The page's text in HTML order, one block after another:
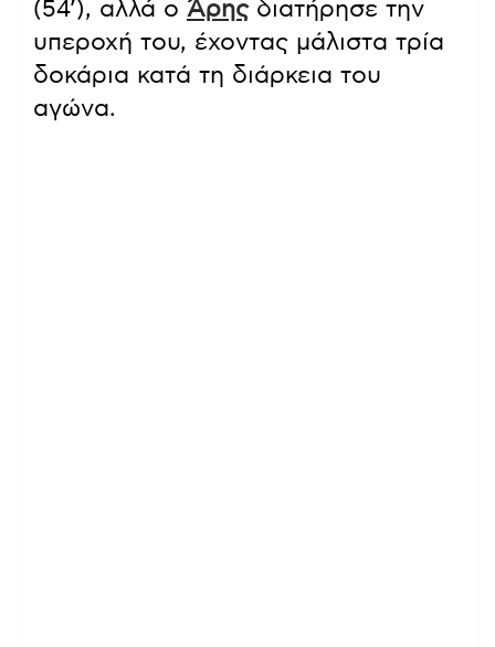
(54’), αλλά ο Άρηςδιατήρησε την
υπεροχή του, έχοντας μάλιστα τρία
δοκάρια κατά τη διάρκεια του
αγώνα.